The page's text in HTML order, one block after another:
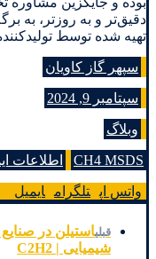
تهیه شده توسط
سپهر گاز کاویان
سپتامبر 9, 2024
وبلاگ
CH4 MSDS اطلاعات
واتس اپ تلگرام ایمیل
قبلیاستیلن در
شیمیایی | C2H2